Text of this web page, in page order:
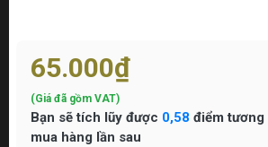
65.000₫
(Giá đã gồm VAT)
Bạn sẽ tích lũy được 0,58 điểm tương
mua hàng lần sau